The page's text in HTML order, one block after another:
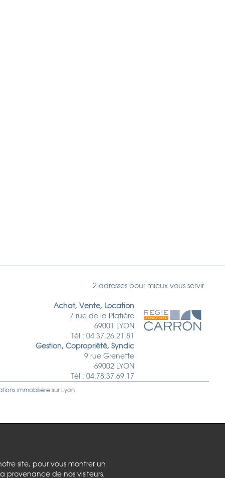
2 adresses pour mieux vous servir
Achat, Vente, Location
7 rue de la Platière
69001 LYON
Tél : 04.37.26.21.81
Gestion, Copropriété, Syndic
9 rue Grenette
69002 LYON
Tél : 04.78.37.69.17
immobilière sur Lyon
site, pour vous montrer un
provenance de nos visiteurs.